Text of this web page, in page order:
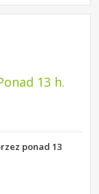
13 h.
ponad 13